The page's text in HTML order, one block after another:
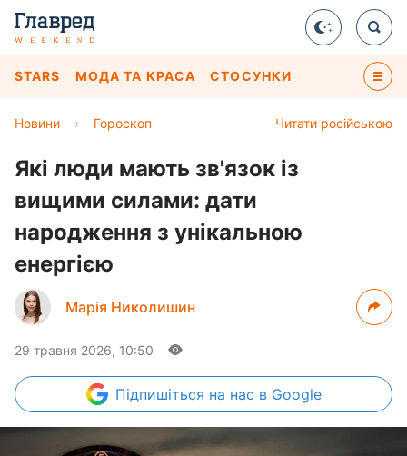
STARS МОДА ТА КРАСА СТОСУНКИ
Читати російською
Новини › Гороскоп
Які люди мають зв'язок із
вищими силами: дати
народження з унікальною
енергією
Марія Николишин
29 травня 2026, 10:50
Підпишіться на нас в Google